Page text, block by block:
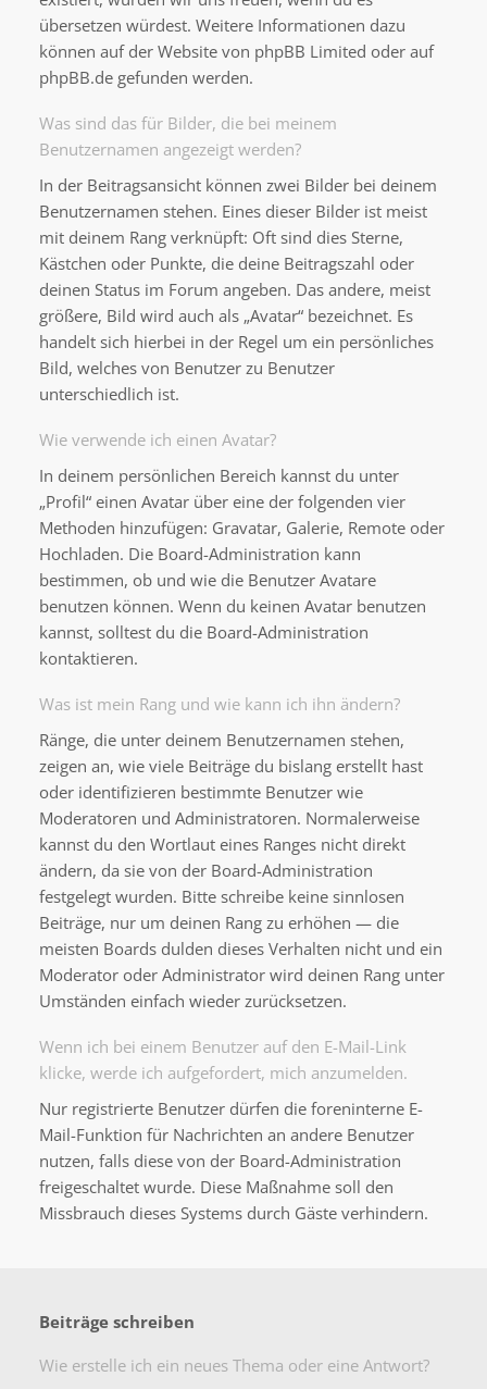
übersetzen würdest. Weitere Informationen dazu
können auf der Website von phpBB Limited oder auf
phpBB.de gefunden werden.
Was sind das für Bilder, die bei meinem
Benutzernamen angezeigt werden?
In der Beitragsansicht können zwei Bilder bei deinem
Benutzernamen stehen. Eines dieser Bilder ist meist
mit deinem Rang verknüpft: Oft sind dies Sterne,
Kästchen oder Punkte, die deine Beitragszahl oder
deinen Status im Forum angeben. Das andere, meist
größere, Bild wird auch als „Avatar“ bezeichnet. Es
handelt sich hierbei in der Regel um ein persönliches
Bild, welches von Benutzer zu Benutzer
unterschiedlich ist.
Wie verwende ich einen Avatar?
In deinem persönlichen Bereich kannst du unter
„Profil“ einen Avatar über eine der folgenden vier
Methoden hinzufügen: Gravatar, Galerie, Remote oder
Hochladen. Die Board-Administration kann
bestimmen, ob und wie die Benutzer Avatare
benutzen können. Wenn du keinen Avatar benutzen
kannst, solltest du die Board-Administration
kontaktieren.
Was ist mein Rang und wie kann ich ihn ändern?
Ränge, die unter deinem Benutzernamen stehen,
zeigen an, wie viele Beiträge du bislang erstellt hast
oder identifizieren bestimmte Benutzer wie
Moderatoren und Administratoren. Normalerweise
kannst du den Wortlaut eines Ranges nicht direkt
ändern, da sie von der Board-Administration
festgelegt wurden. Bitte schreibe keine sinnlosen
Beiträge, nur um deinen Rang zu erhöhen — die
meisten Boards dulden dieses Verhalten nicht und ein
Moderator oder Administrator wird deinen Rang unter
Umständen einfach wieder zurücksetzen.
Wenn ich bei einem Benutzer auf den E-Mail-Link
klicke, werde ich aufgefordert, mich anzumelden.
Nur registrierte Benutzer dürfen die foreninterne E-
Mail-Funktion für Nachrichten an andere Benutzer
nutzen, falls diese von der Board-Administration
freigeschaltet wurde. Diese Maßnahme soll den
Missbrauch dieses Systems durch Gäste verhindern.
Beiträge schreiben
Wie erstelle ich ein neues Thema oder eine Antwort?